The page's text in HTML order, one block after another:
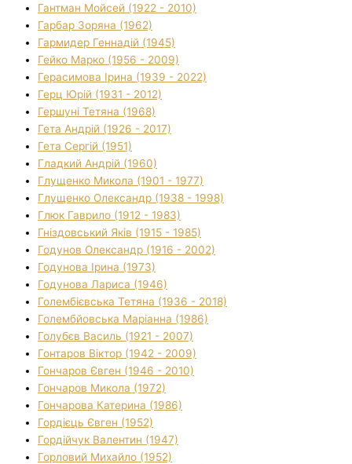
Гантман Мойсей (1922 - 2010)
Гарбар Зоряна (1962)
Гармидер Геннадій (1945)
Гейко Марко (1956 - 2009)
Герасимова Ірина (1939 - 2022)
Герц Юрій (1931 - 2012)
Гершуні Тетяна (1968)
Гета Андрій (1926 - 2017)
Гета Сергій (1951)
Гладкий Андрій (1960)
Глущенко Микола (1901 - 1977)
Глущенко Олександр (1938 - 1998)
Глюк Гаврило (1912 - 1983)
Гніздовський Яків (1915 - 1985)
Годунов Олександр (1916 - 2002)
Годунова Ірина (1973)
Годунова Лариса (1946)
Голембієвська Тетяна (1936 - 2018)
Голембйовська Маріанна (1986)
Голубєв Василь (1921 - 2007)
Гонтаров Віктор (1942 - 2009)
Гончаров Євген (1946 - 2010)
Гончаров Микола (1972)
Гончарова Катерина (1986)
Гордієць Євген (1952)
Гордійчук Валентин (1947)
Горловий Михайло (1952)